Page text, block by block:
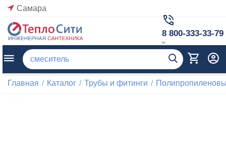
Самара
8 800-333-33-79
Главная / Каталог / Трубы и фитинги /